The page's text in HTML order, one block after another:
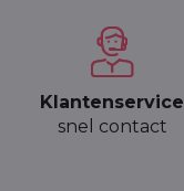
Klantenservice
snel contact